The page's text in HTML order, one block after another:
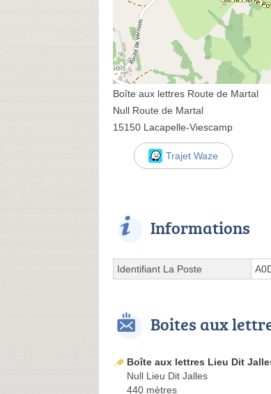
Boîte aux lettres Route de Martal
Null Route de Martal
15150 Lacapelle-Viescamp
Trajet Waze
Informations
Identifiant La Poste
Boites aux
Boîte aux lettres Lieu Dit
Null Lieu Dit Jalles
440 mètres